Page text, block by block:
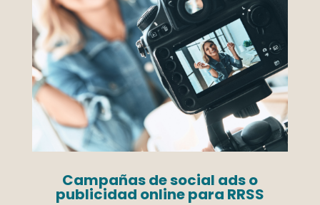
Campañas de social ads o
publicidad online para RRSS